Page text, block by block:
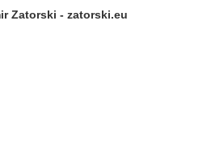
Zatorski - zatorski.eu